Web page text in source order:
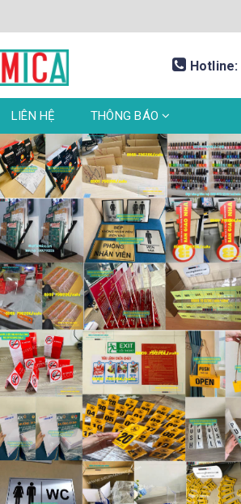
Hotline:
LIÊN HỆ THÔNG BÁO